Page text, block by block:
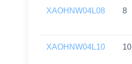
XAOHNW04L08 8
XAOHNW04L10 10